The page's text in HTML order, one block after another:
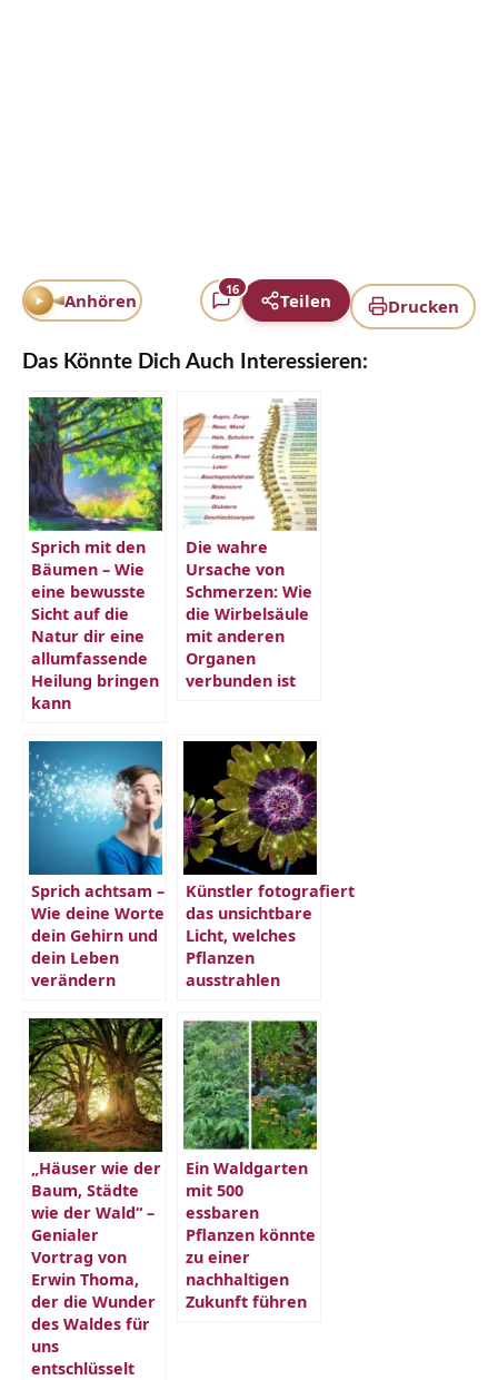
Drucken
Anhören
16
Teilen
Das Könnte Dich Auch Interessieren:
Sprich mit den
Bäumen – Wie
eine bewusste
Sicht auf die
Natur dir eine
allumfassende
Heilung bringen
kann
Die wahre
Ursache von
Schmerzen: Wie
die Wirbelsäule
mit anderen
Organen
verbunden ist
Sprich achtsam –
Wie deine Worte
dein Gehirn und
dein Leben
verändern
Künstler fotografiert
das unsichtbare
Licht, welches
Pflanzen
ausstrahlen
„Häuser wie der
Baum, Städte
wie der Wald“ –
Genialer
Vortrag von
Erwin Thoma,
der die Wunder
des Waldes für
uns
entschlüsselt
Ein Waldgarten
mit 500
essbaren
Pflanzen könnte
zu einer
nachhaltigen
Zukunft führen